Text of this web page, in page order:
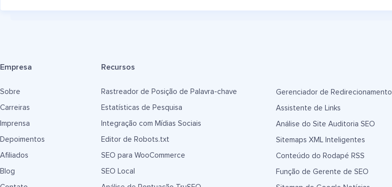
Empresa
Sobre
Carreiras
Imprensa
Depoimentos
Afiliados
Blog
Recursos
Rastreador de Posição de Palavra-chave
Estatísticas de Pesquisa
Integração com Mídias Sociais
Editor de Robots.txt
SEO para WooCommerce
SEO Local
Gerenciador de Redirecionamento
Assistente de Links
Análise do Site Auditoria SEO
Sitemaps XML Inteligentes
Conteúdo do Rodapé RSS
Função de Gerente de SEO